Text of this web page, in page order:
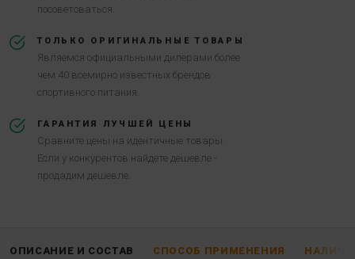
посоветоваться.
ТОЛЬКО ОРИГИНАЛЬНЫЕ ТОВАРЫ
Являемся официальными дилерами более
чем 40 всемирно известных брендов
спортивного питания.
ГАРАНТИЯ ЛУЧШЕЙ ЦЕНЫ
Сравните цены на идентичные товары.
Если у конкурентов найдете дешевле -
продадим дешевле.
ОПИСАНИЕ И СОСТАВ СПОСОБ ПРИМЕНЕНИЯ